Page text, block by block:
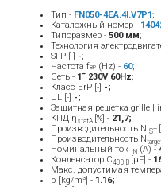
Тип - FN050-4EA.4I.V7P1;
Каталожный номер -
Типоразмер - 500 мм;
Технология
SFP [-] -;
Частота fBP (Hz) - 60;
Сеть - 1˜ 230V 60Hz;
Класс ErP [-] -;
UL [-] -;
Защитная решетка grille |
КПД η statA [%] - 21,7;
Производительность N IST
Производительность N
Номинальный ток Ι Ν (A) -
Конденсатор C400 В [μF] -
Макс. допустимая
ρ [kg/m³] - 1.16;